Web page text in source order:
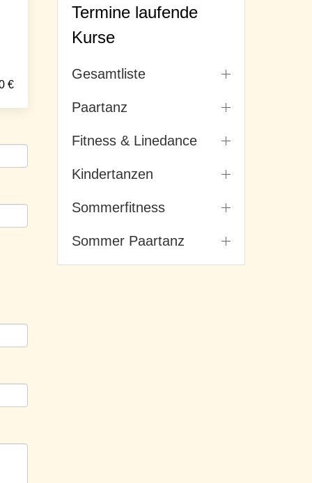
€
Termine laufende
Kurse
Gesamtliste
Paartanz
Fitness & Linedance
Kindertanzen
Sommerfitness
Sommer Paartanz